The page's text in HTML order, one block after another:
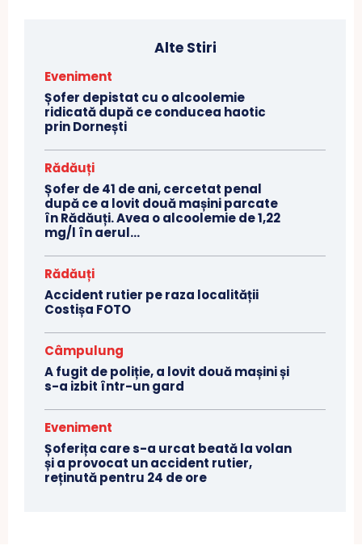
Alte Stiri
Eveniment
Șofer depistat cu o alcoolemie
ridicată după ce conducea haotic
prin Dornești
Rădăuți
Șofer de 41 de ani, cercetat penal
după ce a lovit două mașini parcate
în Rădăuți. Avea o alcoolemie de 1,22
mg/l în aerul...
Rădăuți
Accident rutier pe raza localității
Costișa FOTO
Câmpulung
A fugit de poliție, a lovit două mașini și
s-a izbit într-un gard
Eveniment
Șoferița care s-a urcat beată la volan
și a provocat un accident rutier,
reținută pentru 24 de ore